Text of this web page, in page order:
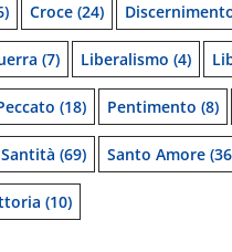
Croce (24)
(7) Liberalismo (4)
(18) Pentimento (8)
Santità (69) Santo Amore
(10)